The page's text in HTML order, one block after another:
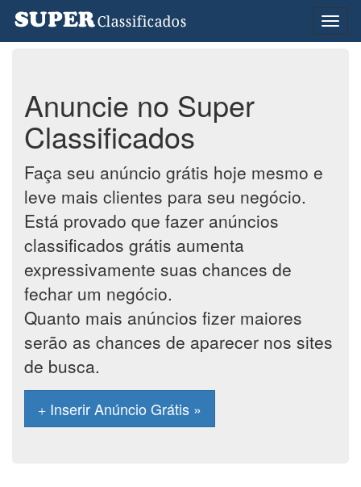
Anuncie no Super
Classificados
Faça seu anúncio grátis hoje mesmo e
leve mais clientes para seu negócio.
Está provado que fazer anúncios
classificados grátis aumenta
expressivamente suas chances de
fechar um negócio.
Quanto mais anúncios fizer maiores
serão as chances de aparecer nos sites
de busca.
Inserir Anúncio Grátis »